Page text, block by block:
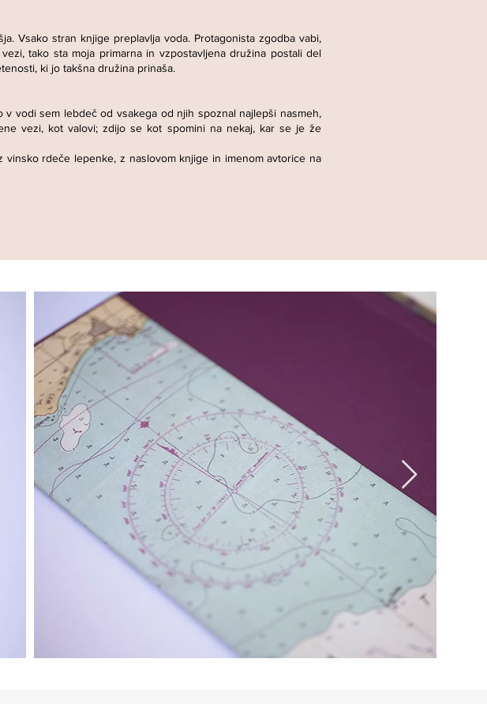
Vsako stran knjige preplavlja voda. Protagonista zgodba vabi,
tako sta moja primarna in vzpostavljena družina postali del
ki jo takšna družina prinaša.
vodi sem lebdeč od vsakega od njih spoznal najlepši nasmeh,
vezi, kot valovi; zdijo se kot spomini na nekaj, kar se je že
rdeče lepenke, z naslovom knjige in imenom avtorice na